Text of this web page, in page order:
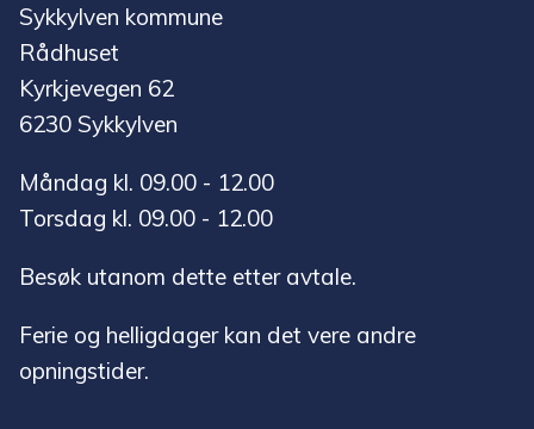
Sykkylven kommune
Rådhuset
Kyrkjevegen 62
6230 Sykkylven
Måndag kl. 09.00 - 12.00
Torsdag kl. 09.00 - 12.00
Besøk utanom dette etter avtale.
Ferie og helligdager kan det vere andre
opningstider.